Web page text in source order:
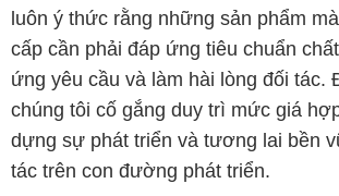
luôn ý thức rằng những sản phẩm
cấp cần phải đáp ứng tiêu chuẩn
ứng yêu cầu và làm hài lòng đối tác.
chúng tôi cố gắng duy trì mức giá
dựng sự phát triển và tương lai bền
tác trên con đường phát triển.